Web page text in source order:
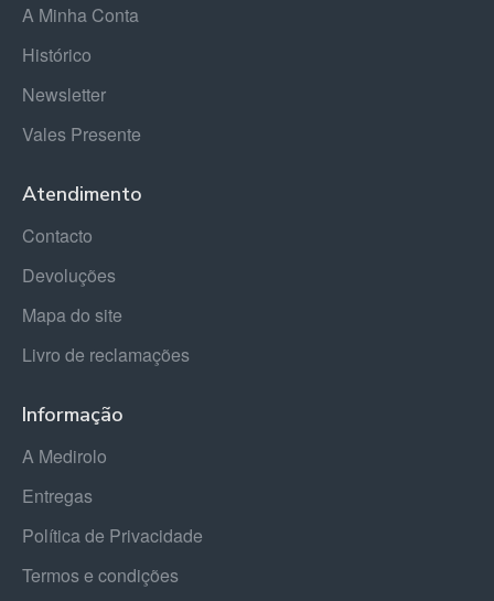
A Minha Conta
Histórico
Newsletter
Vales Presente
Atendimento
Contacto
Devoluções
Mapa do site
Livro de reclamações
Informação
A Medirolo
Entregas
Política de Privacidade
Termos e condições